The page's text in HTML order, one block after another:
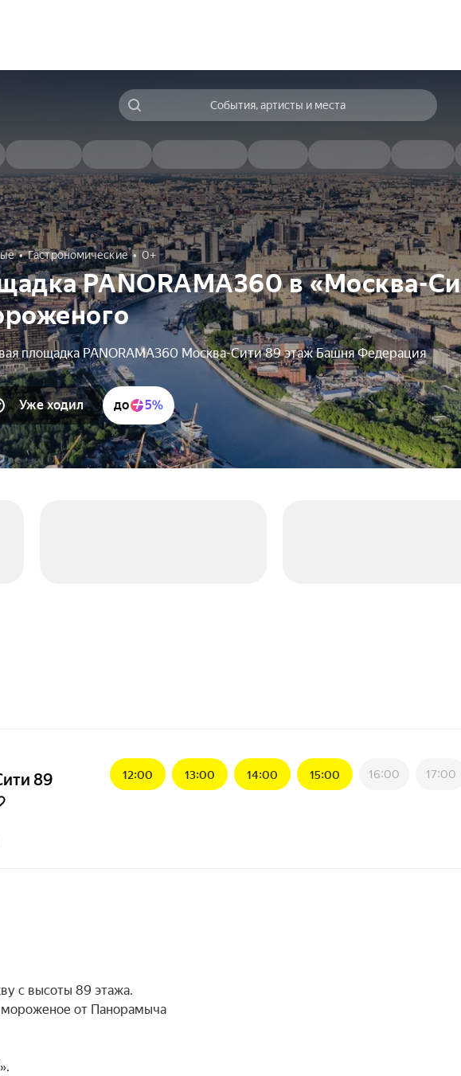
События, артисты и места
Гастрономические 0+
PANORAMA360 в «Москва-
площадка PANORAMA360 Москва-Сити 89 этаж Башня Федерация
Уже ходил до 5%
89
12:00 13:00 14:00 15:00 16:00 17:00